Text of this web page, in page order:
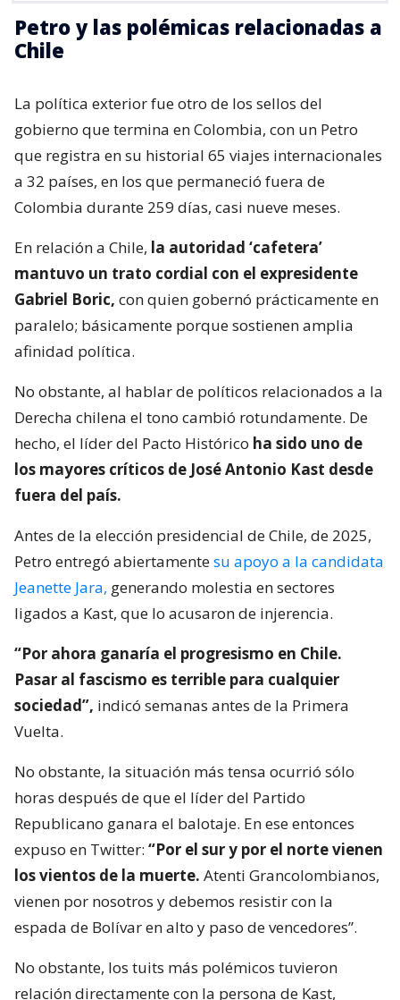
Petro y las polémicas relacionadas a
Chile
La política exterior fue otro de los sellos del
gobierno que termina en Colombia, con un Petro
que registra en su historial 65 viajes internacionales
a 32 países, en los que permaneció fuera de
Colombia durante 259 días, casi nueve meses.
En relación a Chile, la autoridad ‘cafetera’
mantuvo un trato cordial con el expresidente
Gabriel Boric, con quien gobernó prácticamente en
paralelo; básicamente porque sostienen amplia
afinidad política.
No obstante, al hablar de políticos relacionados a la
Derecha chilena el tono cambió rotundamente. De
hecho, el líder del Pacto Histórico ha sido uno de
los mayores críticos de José Antonio Kast desde
fuera del país.
Antes de la elección presidencial de Chile, de 2025,
Petro entregó abiertamentesu apoyo a la candidata
Jeanette Jara, generando molestia en sectores
ligados a Kast, que lo acusaron de injerencia.
“Por ahora ganaría el progresismo en Chile.
Pasar al fascismo es terrible para cualquier
sociedad”, indicó semanas antes de la Primera
Vuelta.
No obstante, la situación más tensa ocurrió sólo
horas después de que el líder del Partido
Republicano ganara el balotaje. En ese entonces
expuso en Twitter: “Por el sur y por el norte vienen
los vientos de la muerte. Atenti Grancolombianos,
vienen por nosotros y debemos resistir con la
espada de Bolívar en alto y paso de vencedores”.
No obstante, los tuits más polémicos tuvieron
relación directamente con la persona de Kast,